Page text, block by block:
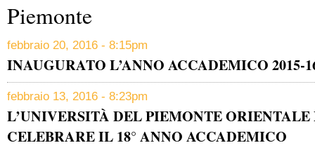
Piemonte
febbraio 20, 2016 - 8:15pm
INAUGURATO L’ANNO ACCADEMICO 2015-
febbraio 13, 2016 - 8:23pm
L’UNIVERSITÀ DEL PIEMONTE ORIENTALE
CELEBRARE IL 18° ANNO ACCADEMICO